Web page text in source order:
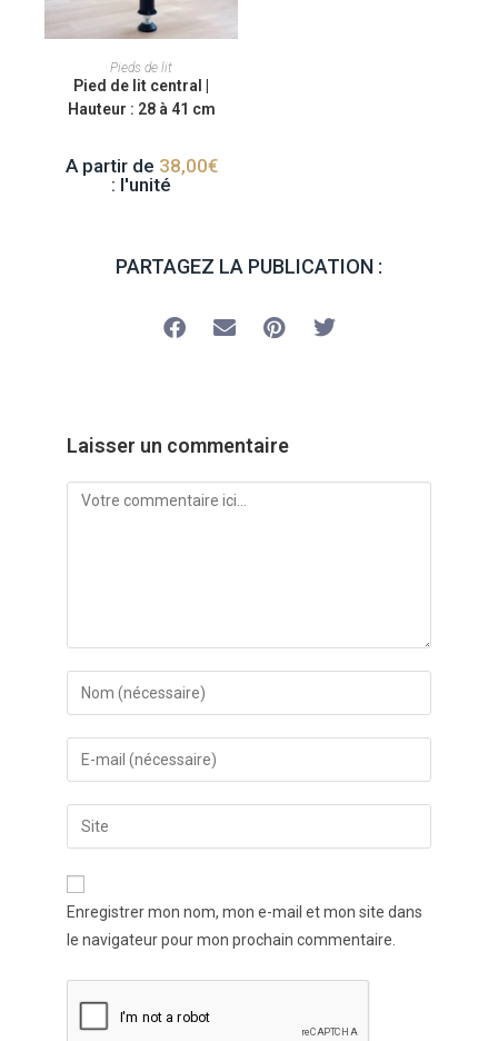
CHOIX DES OPTIONS
Pieds de lit
Pied de lit central |
Hauteur : 28 à 41 cm
A partir de 38,00€
: l'unité
PARTAGEZ LA PUBLICATION :
Laisser un commentaire
Enregistrer mon nom, mon e-mail et mon site dans
le navigateur pour mon prochain commentaire.